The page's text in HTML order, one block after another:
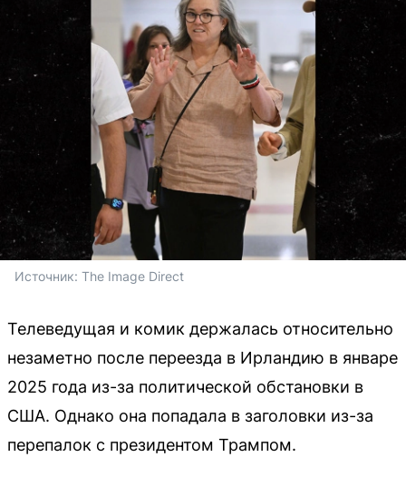
Источник: The Image Direct
Телеведущая и комик держалась относительно
незаметно после переезда в Ирландию в январе
2025 года из-за политической обстановки в
США. Однако она попадала в заголовки из-за
перепалок с президентом Трампом.